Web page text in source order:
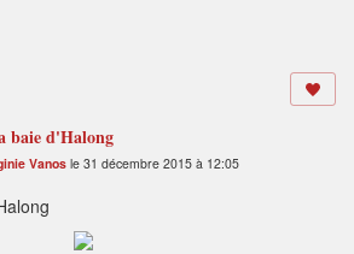
baie d'Halong
Vanos le 31 décembre 2015 à 12:05